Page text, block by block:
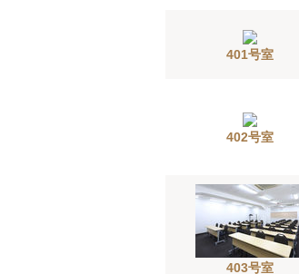
401号室
402号室
403号室